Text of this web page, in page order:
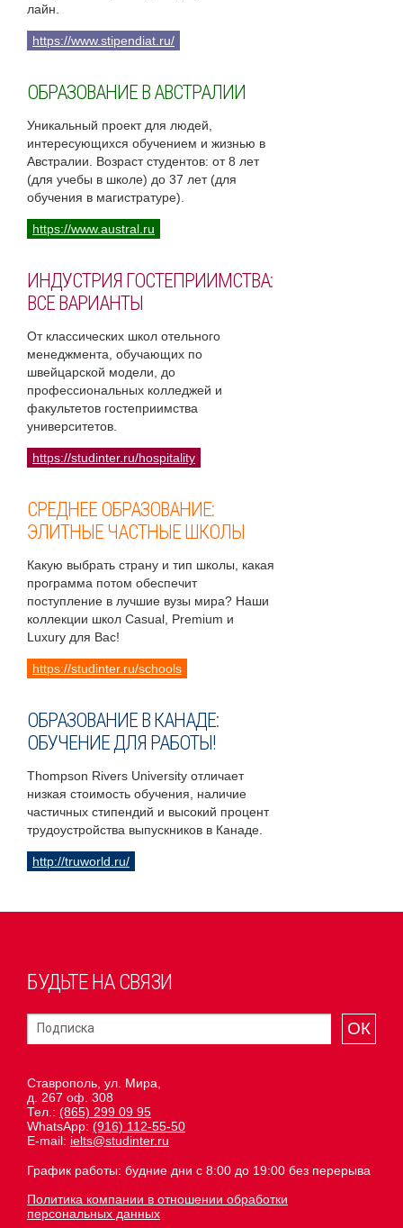
лайн.
https://www.stipendiat.ru/
ОБРАЗОВАНИЕ В АВСТРАЛИИ
Уникальный проект для людей,
интересующихся обучением и жизнью в
Австралии. Возраст студентов: от 8 лет
(для учебы в школе) до 37 лет (для
обучения в магистратуре).
https://www.austral.ru
ИНДУСТРИЯ ГОСТЕПРИИМСТВА:
ВСЕ ВАРИАНТЫ
От классических школ отельного
менеджмента, обучающих по
швейцарской модели, до
профессиональных колледжей и
факультетов гостеприимства
университетов.
https://studinter.ru/hospitality
СРЕДНЕЕ ОБРАЗОВАНИЕ:
ЭЛИТНЫЕ ЧАСТНЫЕ ШКОЛЫ
Какую выбрать страну и тип школы, какая
программа потом обеспечит
поступление в лучшие вузы мира? Наши
коллекции школ Casual, Premium и
Luxury для Вас!
https://studinter.ru/schools
ОБРАЗОВАНИЕ В КАНАДЕ:
ОБУЧЕНИЕ ДЛЯ РАБОТЫ!
Thompson Rivers University отличает
низкая стоимость обучения, наличие
частичных стипендий и высокий процент
трудоустройства выпускников в Канаде.
http://truworld.ru/
БУДЬТЕ НА СВЯЗИ
ОК
Ставрополь, ул. Мира,
д. 267 оф. 308
Тел.: (865) 299 09 95
WhatsApp: (916) 112-55-50
E-mail: ielts@studinter.ru
График работы: будние дни с 8:00 до 19:00 без перерыва
Политика компании в отношении обработки
персональных данных